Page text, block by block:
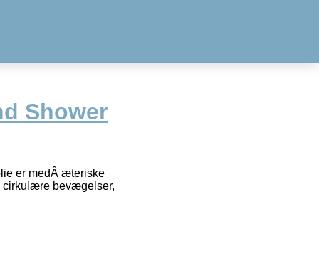
Shower
er medÂ æteriske
cirkulære bevægelser,